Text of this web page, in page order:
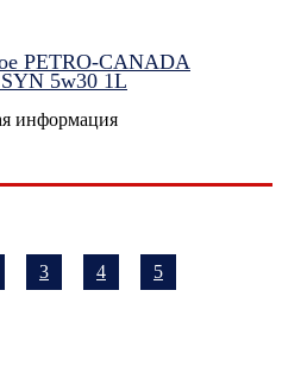
PETRO-CANADA
5w30 1L
информация
3 4 5